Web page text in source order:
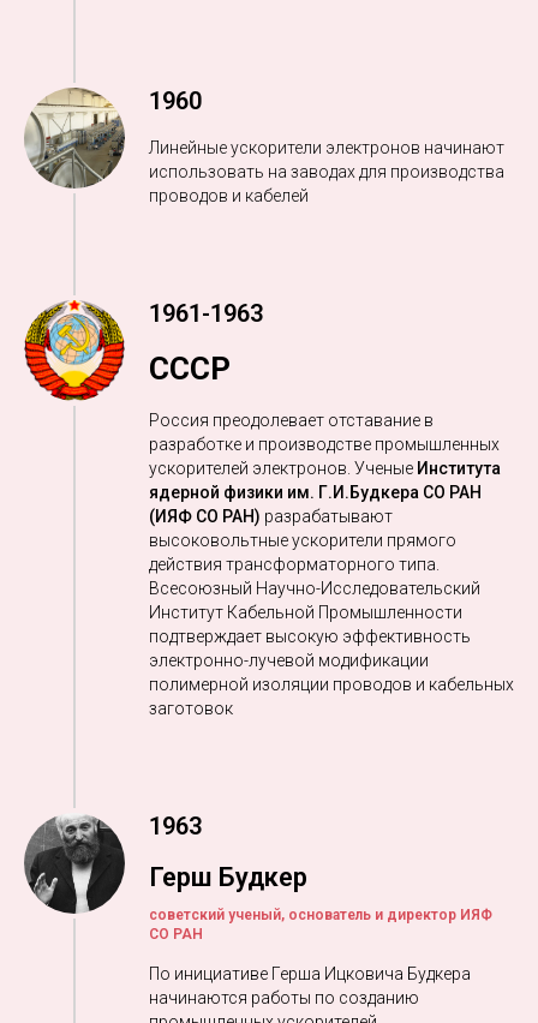
1960
Линейные ускорители электронов начинают
использовать на заводах для производства
проводов и кабелей
1961-1963
СССР
Россия преодолевает отставание в
разработке и производстве промышленных
ускорителей электронов. Ученые Института
ядерной физики им. Г.И.Будкера СО РАН
(ИЯФ СО РАН) разрабатывают
высоковольтные ускорители прямого
действия трансформаторного типа.
Всесоюзный Научно-Исследовательский
Институт Кабельной Промышленности
подтверждает высокую эффективность
электронно-лучевой модификации
полимерной изоляции проводов и кабельных
заготовок
1963
Герш Будкер
советский ученый, основатель и директор ИЯФ
СО РАН
По инициативе Герша Ицковича Будкера
начинаются работы по созданию